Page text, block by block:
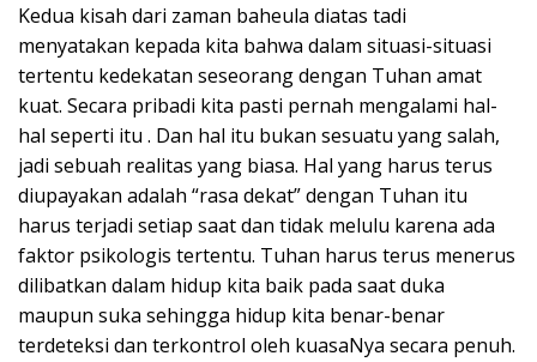
Kedua kisah dari zaman baheula diatas tadi
menyatakan kepada kita bahwa dalam situasi-situasi
tertentu kedekatan seseorang dengan Tuhan amat
kuat. Secara pribadi kita pasti pernah mengalami hal-
hal seperti itu . Dan hal itu bukan sesuatu yang salah,
jadi sebuah realitas yang biasa. Hal yang harus terus
diupayakan adalah “rasa dekat” dengan Tuhan itu
harus terjadi setiap saat dan tidak melulu karena ada
faktor psikologis tertentu. Tuhan harus terus menerus
dilibatkan dalam hidup kita baik pada saat duka
maupun suka sehingga hidup kita benar-benar
terdeteksi dan terkontrol oleh kuasaNya secara penuh.